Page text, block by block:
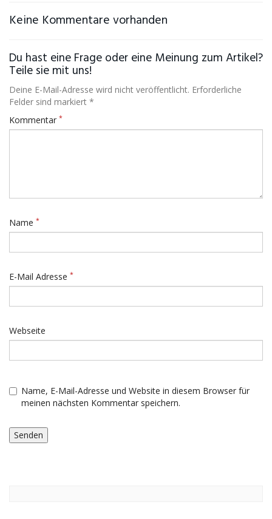
Keine Kommentare vorhanden
Du hast eine Frage oder eine Meinung zum Artikel?
Teile sie mit uns!
Deine E-Mail-Adresse wird nicht veröffentlicht. Erforderliche
Felder sind markiert *
Kommentar *
Name *
E-Mail Adresse *
Webseite
Name, E-Mail-Adresse und Website in diesem Browser für
meinen nächsten Kommentar speichern.